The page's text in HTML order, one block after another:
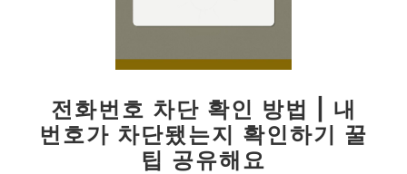
전화번호 차단 확인 방법 | 내
번호가 차단됐는지 확인하기 꿀
팁 공유해요